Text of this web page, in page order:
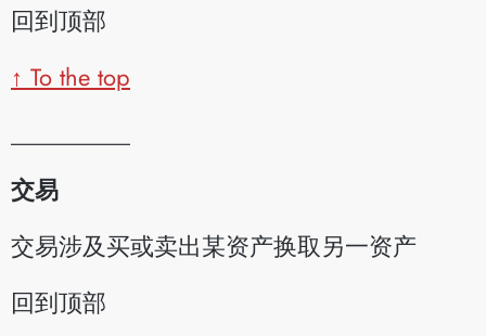
回到顶部
↑ To the top
交易
交易涉及买或卖出某资产换取另一资产
回到顶部